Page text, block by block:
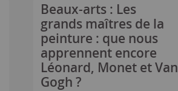
Beaux-arts : Les
grands maîtres de la
peinture : que nous
apprennent encore
Léonard, Monet et Van
Gogh ?